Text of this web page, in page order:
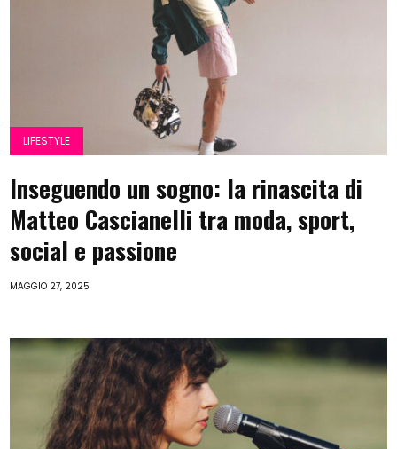
LIFESTYLE
Inseguendo un sogno: la rinascita di
Matteo Cascianelli tra moda, sport,
social e passione
MAGGIO 27, 2025